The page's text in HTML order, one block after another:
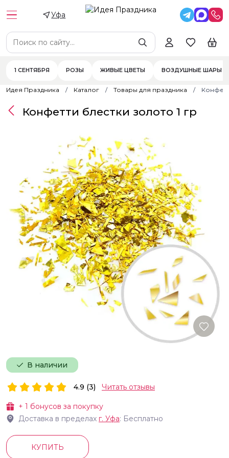
Уфа
1 СЕНТЯБРЯ РОЗЫ ЖИВЫЕ ЦВЕТЫ ВОЗДУШНЫЕ ШАРЫ
Идея Праздника Каталог Товары для праздника
В наличии
Конфетти блестки золото 1 гр
+ 1 бонусов за покупку
Доставка в пределах г. Уфа: Бесплатно
4.9 (3) Читать отзывы
КУПИТЬ